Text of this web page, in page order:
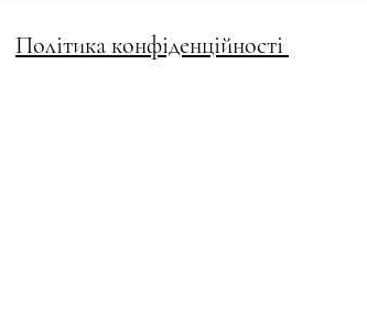
Політика конфіденційності